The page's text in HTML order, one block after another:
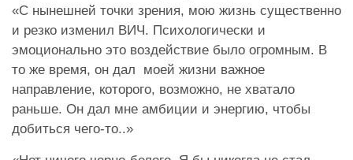
«С нынешней точки зрения, мою жизнь существенно
и резко изменил ВИЧ. Психологически и
эмоционально это воздействие было огромным. В
то же время, он дал моей жизни важное
направление, которого, возможно, не хватало
раньше. Он дал мне амбиции и энергию, чтобы
добиться чего-то..»